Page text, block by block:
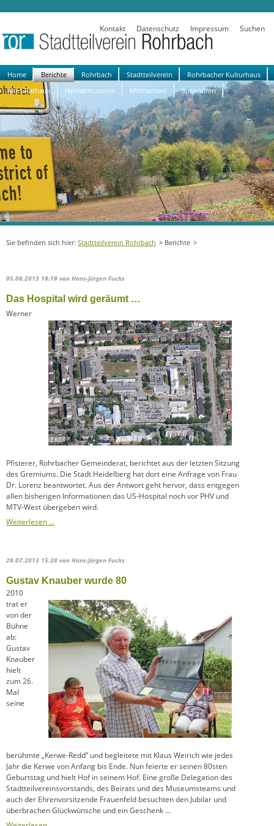
Kontakt Datenschutz Impressum Suchen
Navigation
überspringen
Home Berichte Rohrbach Stadtteilverein
Rohrbacher Kulturhaus
Altes Rathaus
Heimatmuseum Mitmachen! Sponsoren
Stadtteilverein Rohrbach Berichte
05.08.2013 18:19 von Hans-Jürgen Fuchs
Das Hospital wird geräumt …
Werner
Pfisterer, Rohrbacher Gemeinderat, berichtet aus der letzten Sitzung
des Gremiums. Die Stadt Heidelberg hat dort eine Anfrage von Frau
Dr. Lorenz beantwortet. Aus der Antwort geht hervor, dass entgegen
allen bisherigen Informationen das US-Hospital noch vor PHV und
MTV-West übergeben wird.
Weiterlesen …
28.07.2013 15:38 von Hans-Jürgen Fuchs
Gustav Knauber wurde 80
2010
trat er
von der
Bühne
ab:
Gustav
Knauber
hielt
zum 26.
Mal
seine
berühmte „Kerwe-Redd” und begleitete mit Klaus Weirich wie jedes
Jahr die Kerwe von Anfang bis Ende. Nun feierte er seinen 80sten
Geburtstag und hielt Hof in seinem Hof. Eine große Delegation des
Stadtteilvereinsvorstands, des Beirats und des Museumsteams und
auch der Ehrenvorsitzende Frauenfeld besuchten den Jubilar und
überbrachen Glückwünsche und ein Geschenk …